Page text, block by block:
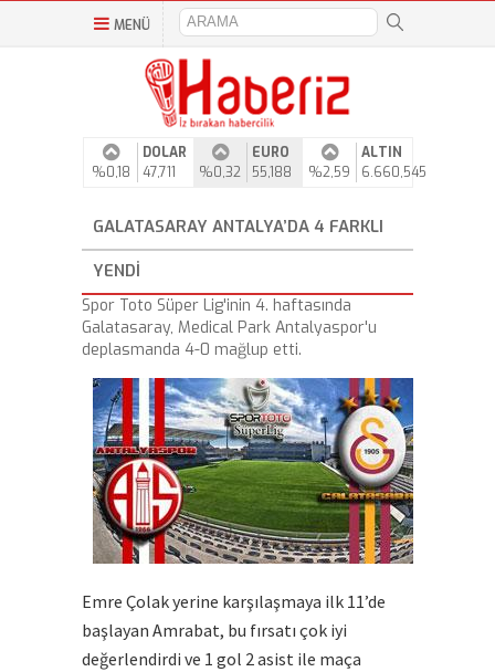
MENÜ
%0,18
DOLAR
47,711
%0,32
EURO
55,188
%2,59
ALTIN
6.660,545
GALATASARAY ANTALYA’DA 4 FARKLI
YENDI
Spor Toto Süper Lig'inin 4. haftasında
Galatasaray, Medical Park Antalyaspor'u
deplasmanda 4-0 mağlup etti.
Emre Çolak yerine karşılaşmaya ilk 11’de
başlayan Amrabat, bu fırsatı çok iyi
değerlendirdi ve 1 gol 2 asist ile maça